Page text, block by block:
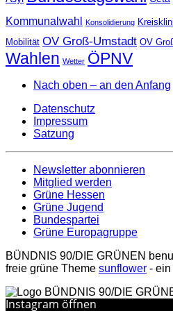
Kommunalwahl Konsolidierung
Mobilität OV Groß-Umstadt OV
Wahlen Wetter ÖPNV
Nach oben – an den Anfang
Datenschutz
Impressum
Satzung
Newsletter abonnieren
Mitglied werden
Grüne Hessen
Grüne Jugend
Bundespartei
Grüne Europagruppe
BÜNDNIS 90/DIE GRÜNEN
freie grüne Theme sunflower ‐
Instagram öffnen